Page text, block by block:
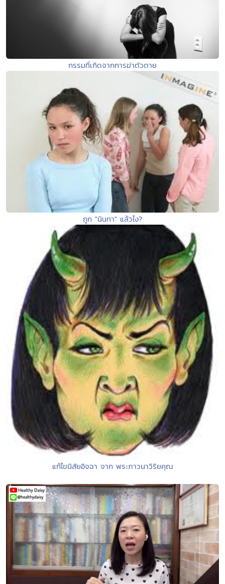
กรรมที่เกิดจากการฆ่าตัวตาย
ถูก "นินทา" แล้วไง?
แก้ไขนิสัยอิจฉา จาก พระภาวนาวิริยคุณ